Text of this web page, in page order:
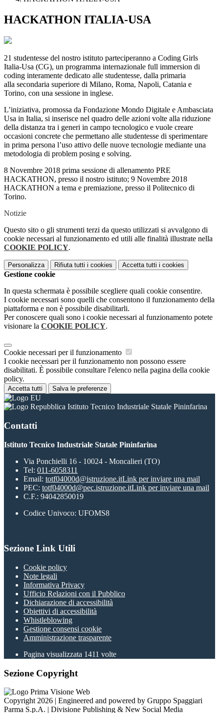
HACKATHON ITALIA-USA
21 studentesse del nostro istituto parteciperanno a Coding Girls
Italia-Usa (CG), un programma internazionale full immersion di
coding interamente dedicato alle studentesse, dalla primaria
alla secondaria superiore di Milano, Roma, Napoli, Catania e
Torino, con una sessione in inglese.
L’iniziativa, promossa da Fondazione Mondo Digitale e Ambasciata
Usa in Italia, si inserisce nel quadro delle azioni volte alla riduzione
della distanza tra i generi in campo tecnologico e vuole creare
occasioni concrete che permettano alle studentesse di sperimentare
in prima persona l’uso attivo delle nuove tecnologie mediante una
metodologia di problem posing e solving.
8 Novembre 2018 prima sessione di allenamento PRE
HACKATHON, presso il nostro istituto; 9 Novembre 2018
HACKATHON a tema e premiazione, presso il Politecnico di
Torino.
Notizie
Questo sito o gli strumenti terzi da questo utilizzati si avvalgono di
cookie necessari al funzionamento ed utili alle finalità illustrate nella
COOKIE POLICY.
Personalizza Rifiuta tutti i cookies Accetta tutti i cookies
Gestione cookie
In questa schermata è possibile scegliere quali cookie consentire.
I cookie necessari sono quelli che consentono il funzionamento della
piattaforma e non è possibile disabilitarli.
Per conoscere quali sono i cookie necessari al funzionamento potete
visionare la COOKIE POLICY.
Cookie necessari per il funzionamento
I cookie necessari per il funzionamento non possono essere
disabilitati. È possibile consultare l'elenco nella pagina della cookie
policy.
Accetta tutti Salva le preferenze
Istituto Tecnico Industriale Statale Pininfarina
Contatti
Istituto Tecnico Industriale Statale Pininfarina
Via Ponchielli 16 - 10024 - Moncalieri (TO)
Tel: 011-6058311
Email: totf04000d@istruzione.itLink per inviare una mail
PEC: totf04000d@pec.istruzione.itLink per inviare una mail
C.F.: 94042850019
Codice Univoco: UFOMS8
Sezione Link Utili
Cookie policy
Note legali
Informativa Privacy
Ufficio Relazioni con il Pubblico
Dichiarazione di accessibilità
Obiettivi di accessibilità
Whistleblowing
Gestione consensi cookie
Amministrazione trasparente
Pagina visualizzata 1411 volte
Sezione Copyright
Copyright 2026 | Engineered and powered by Gruppo Spaggiari
Parma S.p.A. | Divisione Publishing & New Social Media